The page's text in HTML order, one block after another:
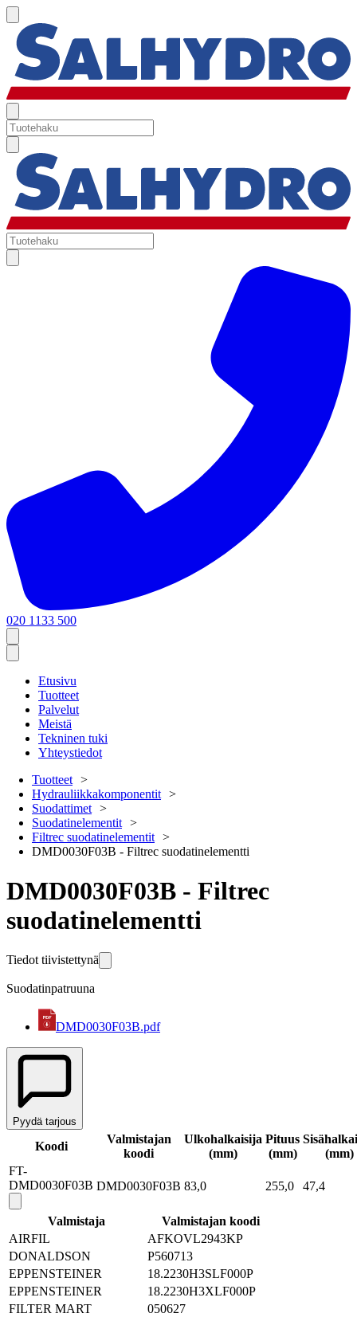
020 1133 500
Etusivu
Tuotteet
Palvelut
Meistä
Tekninen tuki
Yhteystiedot
Tuotteet
Hydrauliikkakomponentit
Suodattimet
Suodatinelementit
Filtrec suodatinelementit
DMD0030F03B - Filtrec suodatinelementti
DMD0030F03B - Filtrec
suodatinelementti
Tiedot tiivistettynä
Suodatinpatruuna
DMD0030F03B.pdf
Pyydä tarjous
Koodi
Valmistajan
koodi
Ulkohalkaisija
(mm)
Pituus
(mm)
(mm)
FT-
DMD0030F03B DMD0030F03B 83,0 255,0 47,4
Valmistaja
Valmistajan koodi
AIRFIL
AFKOVL2943KP
DONALDSON
P560713
EPPENSTEINER
18.2230H3SLF000P
EPPENSTEINER
18.2230H3XLF000P
FILTER MART
050627